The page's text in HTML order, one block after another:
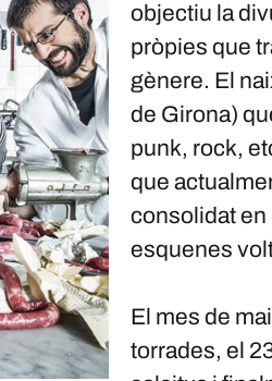
objectiu la
pròpies que
gènere. El
de Girona)
punk, rock,
que
consolidat en
esquenes
El mes de
torrades, el